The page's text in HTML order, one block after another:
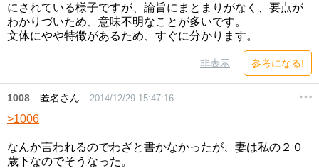
にされている様子ですが、論旨にまとまりがなく、要点が
わかりづいため、意味不明なことが多いです。
文体にやや特徴があるため、すぐに分かります。
非表示 参考になる!
1008 匿名さん 2014/12/29 15:47:16
>1006
なんか言われるのでわざと書かなかったが、妻は私の２０
歳下なのでそうなった。